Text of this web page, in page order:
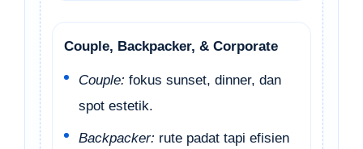
Couple, Backpacker, & Corporate
Couple: fokus sunset, dinner, dan
spot estetik.
Backpacker: rute padat tapi efisien